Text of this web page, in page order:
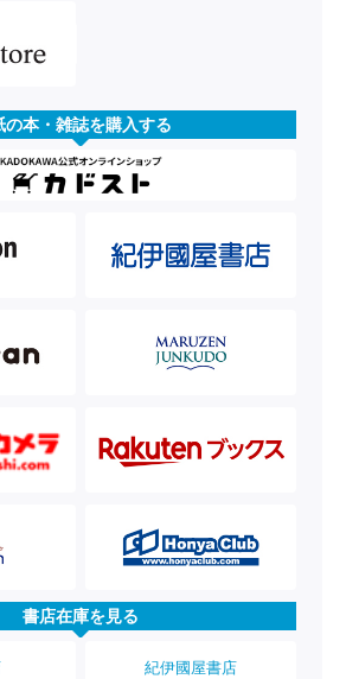
の本・雑誌を購入する
書店在庫を見る
紀伊國屋書店